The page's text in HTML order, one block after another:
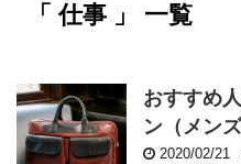
「 仕事 」 一覧
おすすめ
ン（メン
2020/02/21